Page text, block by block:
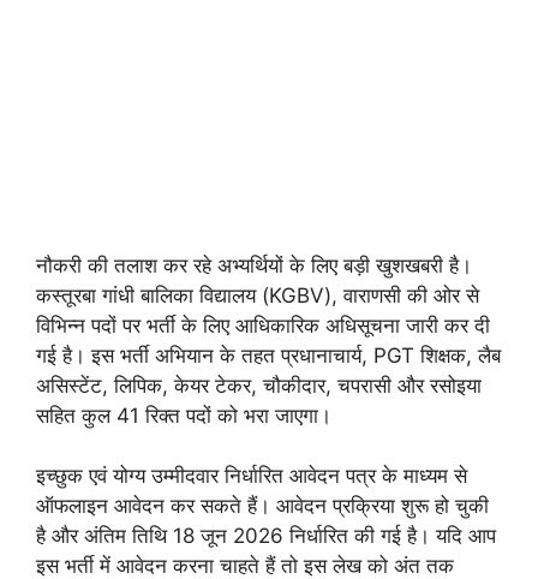
नौकरी की तलाश कर रहे अभ्यर्थियों के लिए बड़ी खुशखबरी है।
कस्तूरबा गांधी बालिका विद्यालय (KGBV), वाराणसी की ओर से
विभिन्न पदों पर भर्ती के लिए आधिकारिक अधिसूचना जारी कर दी
गई है। इस भर्ती अभियान के तहत प्रधानाचार्य, PGT शिक्षक, लैब
असिस्टेंट, लिपिक, केयर टेकर, चौकीदार, चपरासी और रसोइया
सहित कुल 41 रिक्त पदों को भरा जाएगा।
इच्छुक एवं योग्य उम्मीदवार निर्धारित आवेदन पत्र के माध्यम से
ऑफलाइन आवेदन कर सकते हैं। आवेदन प्रक्रिया शुरू हो चुकी
है और अंतिम तिथि 18 जून 2026 निर्धारित की गई है। यदि आप
इस भर्ती में आवेदन करना चाहते हैं तो इस लेख को अंत तक